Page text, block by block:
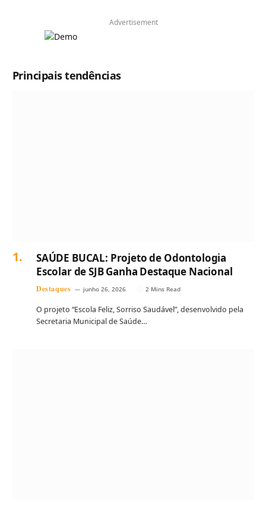
Advertisement
Principais tendências
SAÚDE BUCAL: Projeto de Odontologia
Escolar de SJB Ganha Destaque Nacional
Destaques junho 26, 2026 2 Mins Read
O projeto “Escola Feliz, Sorriso Saudável”, desenvolvido pela
Secretaria Municipal de Saúde…